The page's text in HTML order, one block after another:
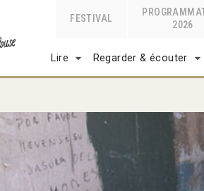
FESTIVAL
2026
Lire Regarder & écouter